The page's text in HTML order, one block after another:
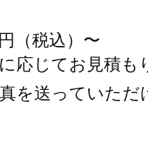
（税込）〜
応じてお見積も
を送っていただ